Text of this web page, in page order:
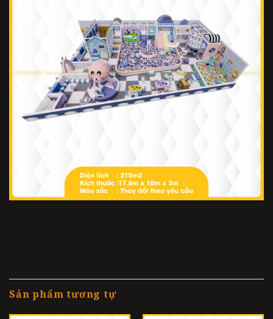
Sản phẩm tương tự